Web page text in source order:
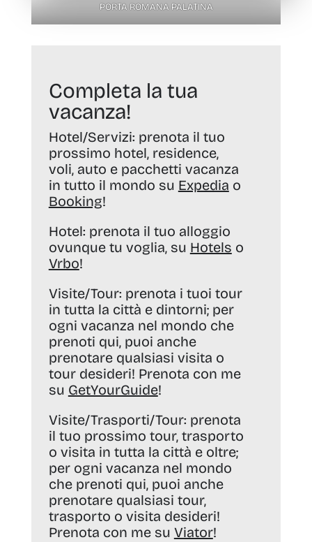
PORTA ROMANA PALATINA
Completa la tua
vacanza!
Hotel/Servizi: prenota il tuo
prossimo hotel, residence,
voli, auto e pacchetti vacanza
in tutto il mondo su Expedia o
Booking!
Hotel: prenota il tuo alloggio
ovunque tu voglia, su Hotels o
Vrbo!
Visite/Tour: prenota i tuoi tour
in tutta la città e dintorni; per
ogni vacanza nel mondo che
prenoti qui, puoi anche
prenotare qualsiasi visita o
tour desideri! Prenota con me
su GetYourGuide!
Visite/Trasporti/Tour: prenota
il tuo prossimo tour, trasporto
o visita in tutta la città e oltre;
per ogni vacanza nel mondo
che prenoti qui, puoi anche
prenotare qualsiasi tour,
trasporto o visita desideri!
Prenota con me su Viator!